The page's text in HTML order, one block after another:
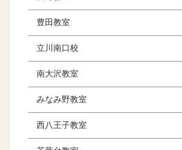
豊田教室
立川南口校
南大沢教室
みなみ野教室
西八王子教室